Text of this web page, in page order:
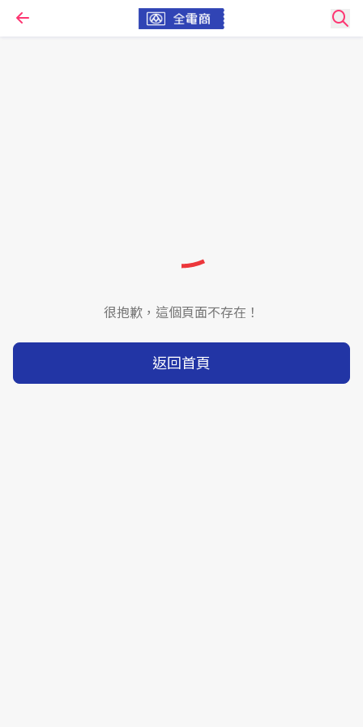
很抱歉，這個頁面不存在！
返回首頁